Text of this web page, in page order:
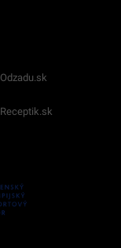
Odzadu.sk
Receptik.sk